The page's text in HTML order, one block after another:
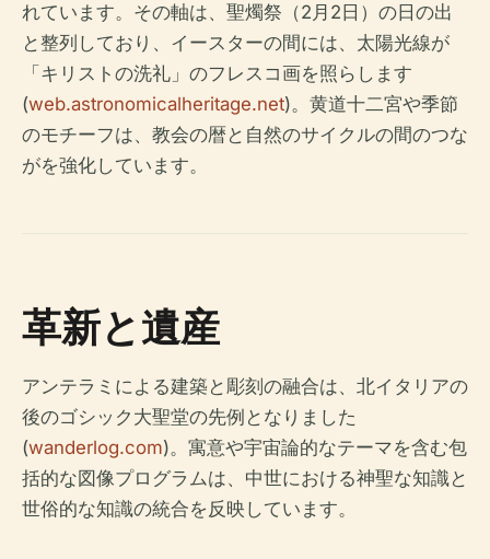
れています。その軸は、聖燭祭（2月2日）の日の出
と整列しており、イースターの間には、太陽光線が
「キリストの洗礼」のフレスコ画を照らします
(web.astronomicalheritage.net)。黄道十二宮や季節
のモチーフは、教会の暦と自然のサイクルの間のつな
がを強化しています。
革新と遺産
アンテラミによる建築と彫刻の融合は、北イタリアの
後のゴシック大聖堂の先例となりました
(wanderlog.com)。寓意や宇宙論的なテーマを含む包
括的な図像プログラムは、中世における神聖な知識と
世俗的な知識の統合を反映しています。